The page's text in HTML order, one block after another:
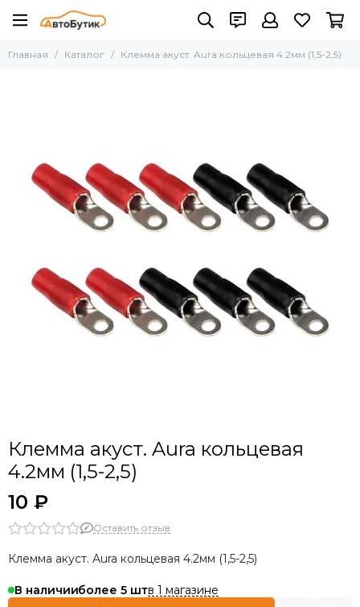
Главная Каталог Клемма акуст. Aura кольцевая 4.2мм (1,5-2,5)
Клемма акуст. Aura кольцевая
4.2мм (1,5-2,5)
10 ₽
Оставить отзыв
Клемма акуст. Aura кольцевая 4.2мм (1,5-2,5)
В наличииболее 5 в 1 магазине